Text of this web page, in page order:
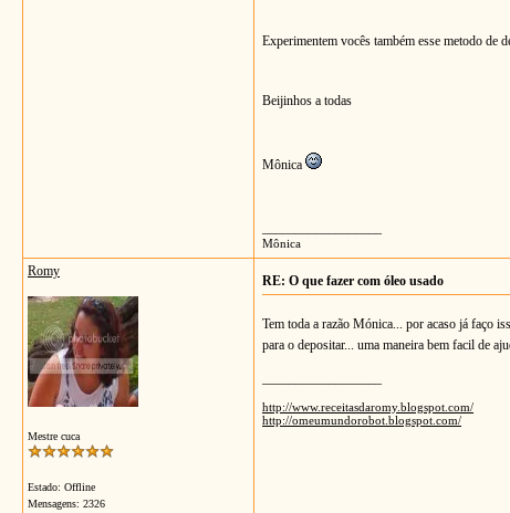
Experimentem vocês também esse metodo de
Beijinhos a todas
Mônica
Mônica
Romy
Mestre cuca
Estado: Offline
Mensagens: 2326
RE: O que fazer com óleo usado
Tem toda a razão Mónica... por acaso já faço
para o depositar... uma maneira bem facil de
http://www.receitasdaromy.blogspot.com/
http://omeumundorobot.blogspot.com/